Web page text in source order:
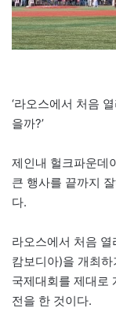
‘라오스에서 처음
을까?’
제인내 헐크파운데
큰 행사를 끝까지
다.
라오스에서 처음
캄보디아)을 개최
국제대회를 제대로
전을 한 것이다.